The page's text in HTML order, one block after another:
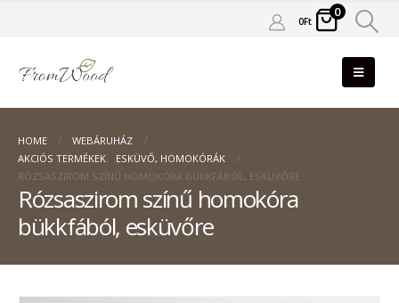
0Ft
0
HOME
WEBÁRUHÁZ
AKCIÓS TERMÉKEK,
ESKÜVŐ, HOMOKÓRÁK
RÓZSASZIROM SZÍNŰ HOMOKÓRA BÜKKFÁBÓL, ESKÜVŐRE
Rózsaszirom színű homokóra
bükkfából, esküvőre